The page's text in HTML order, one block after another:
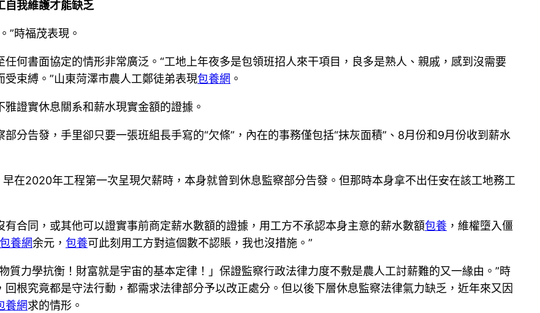
自我維護才能缺乏
”時福茂表現。
何書面協定的情形非常廣泛。“工地上年夜多是包領班招人來干項目，良多是熟人、親戚，感到沒需要
束縛。”山東菏澤市農人工鄭徒弟表現包養網 。
證實休息關系和薪水現實金額的證據。
分告發，手里卻只要一張班組長手寫的“欠條”，內在的事務僅包括“抹灰面積”、8月份和9月份收到薪水
早在2020年工程第一次呈現欠薪時，本身就曾到休息監察部分告發。但那時本身拿不出任安在該工地務工
合同，或其他可以證實事前商定薪水數額的證據，用工方不承認本身主意的薪水數額包養 ，維權墮入僵
包養網余元， 包養可此刻用工方對這個數不認賬，我也沒措施。”
質力學抗衡！財富就是宇宙的基本定律！」保證監察行政法律力度不敷是農人工討薪難的又一緣由。”時
根究竟都是守法行動，都需求法律部分予以改正處分。但以後下層休息監察法律氣力缺乏，近年來又因
養網求的情形。